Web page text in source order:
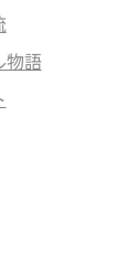
物語